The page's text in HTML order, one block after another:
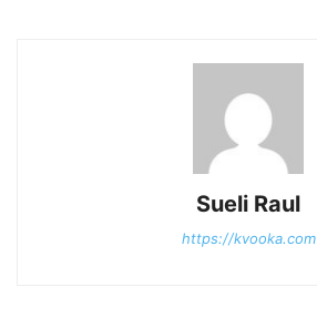
Sueli Raul
https://kvooka.com